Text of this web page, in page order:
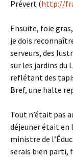
Prévert (http://
Ensuite, foie
je dois
serveurs, des
sur les jardins du
reflétant des
Bref, une halte
Tout n’était pas
déjeuner était en
ministre de
serais bien parti,